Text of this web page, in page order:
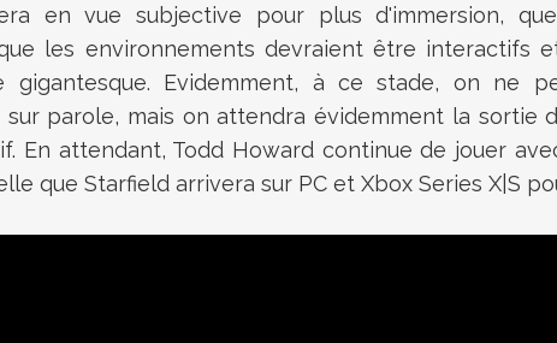
en vue subjective pour plus d'immersion,
les environnements devraient être interactifs
gigantesque. Evidemment, à ce stade, on ne
parole, mais on attendra évidemment la sortie
En attendant, Todd Howard continue de jouer
que Starfield arrivera sur PC et Xbox Series X|S